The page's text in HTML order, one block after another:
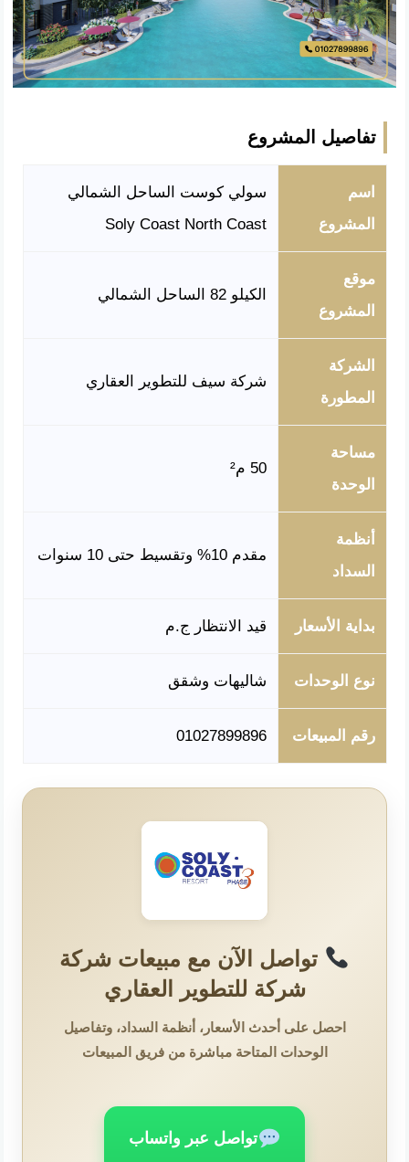
تفاصيل المشروع
اسم
المشروع
سولي كوست الساحل الشمالي
Soly Coast North Coast
موقع
المشروع
الكيلو 82 الساحل الشمالي
الشركة
المطورة
شركة سيف للتطوير العقاري
مساحة
الوحدة
50 م²
أنظمة
السداد
مقدم 10% وتقسيط حتى 10 سنوات
بداية الأسعار قيد الانتظار ج.م
نوع الوحدات شاليهات وشقق
رقم المبيعات 01027899896
تواصل الآن مع مبيعات شركة
شركة للتطوير العقاري
احصل على أحدث الأسعار، أنظمة السداد، وتفاصيل
الوحدات المتاحة مباشرة من فريق المبيعات
تواصل عبر واتساب